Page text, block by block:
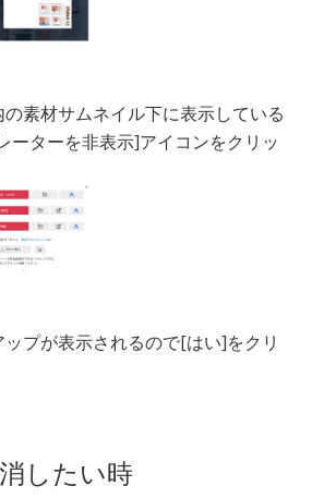
素材サムネイル下に表示している
ーターを非表示]アイコンをクリッ
プが表示されるので[はい]をクリ
したい時